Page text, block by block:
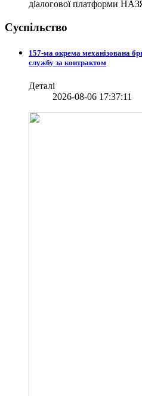
діалогової платформи
Суспільство
157-ма окрема механізована
службу за контрактом
Деталі
2026-08-06 17:37:11